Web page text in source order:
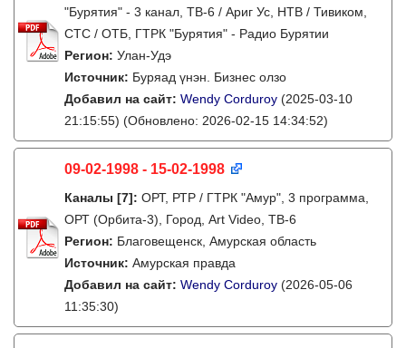
"Бурятия" - 3 канал, ТВ-6 / Ариг Ус, НТВ / Тивиком,
СТС / ОТБ, ГТРК "Бурятия" - Радио Бурятии
Регион: Улан-Удэ
Источник: Буряад үнэн. Бизнес олзо
Добавил на сайт: Wendy Corduroy (2025-03-10
21:15:55) (Обновлено: 2026-02-15 14:34:52)
09-02-1998 - 15-02-1998
Каналы [7]: ОРТ, РТР / ГТРК "Амур", 3 программа,
ОРТ (Орбита-3), Город, Art Video, ТВ-6
Регион: Благовещенск, Амурская область
Источник: Амурская правда
Добавил на сайт: Wendy Corduroy (2026-05-06
11:35:30)